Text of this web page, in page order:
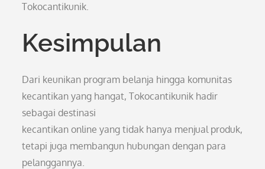
Tokocantikunik.
Kesimpulan
Dari keunikan program belanja hingga komunitas
kecantikan yang hangat, Tokocantikunik hadir
sebagai destinasi
kecantikan online yang tidak hanya menjual produk,
tetapi juga membangun hubungan dengan para
pelanggannya.